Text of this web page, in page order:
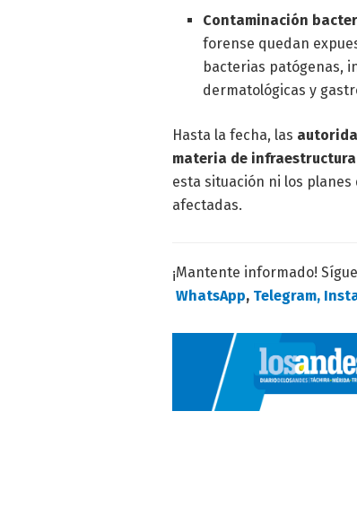
Contaminación
forense quedan
bacterias patógenas,
dermatológicas y
Hasta la fecha, las
materia de
esta situación ni los
afectadas.
¡Mantente informado!
WhatsApp, Telegram,